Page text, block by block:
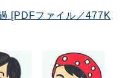
[PDFファイル／477K